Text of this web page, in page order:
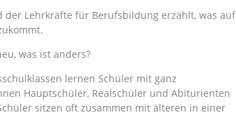
der Lehrkräfte für Berufsbildung erzählt, was auf
was ist anders?
lernen Schüler mit ganz
Hauptschüler, Realschüler und Abiturienten
sitzen oft zusammen mit älteren in einer